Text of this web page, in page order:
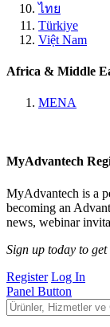
ไทย
Türkiye
Việt Nam
Africa & Middle
MENA
MyAdvantech
MyAdvantech is a
becoming an
news, webinar
Sign up today to
Register Log In
Panel Button